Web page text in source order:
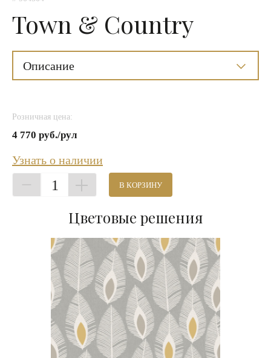
Town & Country
Описание
Розничная цена:
4 770 руб./рул
Узнать о наличии
1 В КОРЗИНУ
Цветовые решения